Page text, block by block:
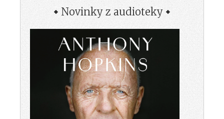
Novinky z audioteky